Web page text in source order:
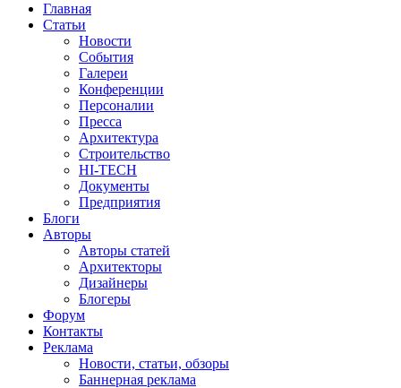
Главная
Статьи
Новости
События
Галереи
Конференции
Персоналии
Пресса
Архитектура
Строительство
HI-TECH
Документы
Предприятия
Блоги
Авторы
Авторы статей
Архитекторы
Дизайнеры
Блогеры
Форум
Контакты
Реклама
Новости, статьи, обзоры
Баннерная реклама